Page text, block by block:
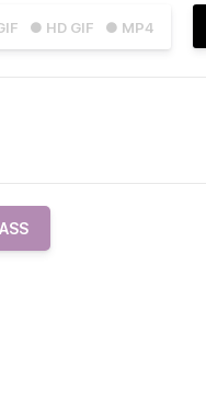
● HD GIF ● MP4